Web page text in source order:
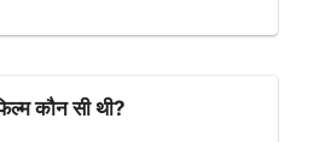
कौन सी थी?